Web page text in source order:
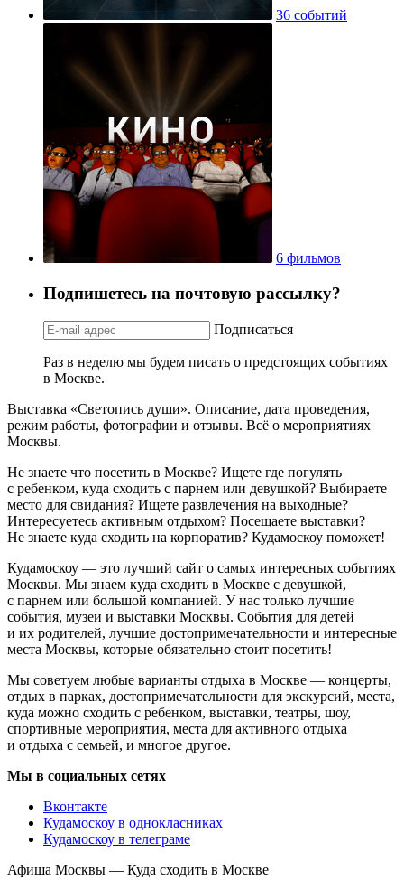
36 событий
6 фильмов
Подпишетесь на почтовую рассылку?
Подписаться
Раз в неделю мы будем писать о предстоящих событиях
в Москве.
Выставка «Светопись души». Описание, дата проведения,
режим работы, фотографии и отзывы. Всё о мероприятиях
Москвы.
Не знаете что посетить в Москве? Ищете где погулять
с ребенком, куда сходить с парнем или девушкой? Выбираете
место для свидания? Ищете развлечения на выходные?
Интересуетесь активным отдыхом? Посещаете выставки?
Не знаете куда сходить на корпоратив? Кудамоскоу поможет!
Кудамоскоу — это лучший сайт о самых интересных событиях
Москвы. Мы знаем куда сходить в Москве с девушкой,
с парнем или большой компанией. У нас только лучшие
события, музеи и выставки Москвы. События для детей
и их родителей, лучшие достопримечательности и интересные
места Москвы, которые обязательно стоит посетить!
Мы советуем любые варианты отдыха в Москве — концерты,
отдых в парках, достопримечательности для экскурсий, места,
куда можно сходить с ребенком, выставки, театры, шоу,
спортивные мероприятия, места для активного отдыха
и отдыха с семьей, и многое другое.
Мы в социальных сетях
Вконтакте
Кудамоскоу в однокласниках
Кудамоскоу в телеграме
Афиша Москвы — Куда сходить в Москве